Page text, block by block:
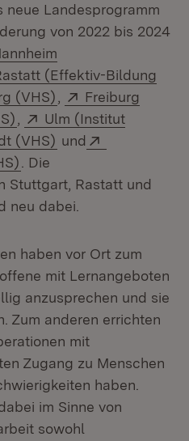
neue Landesprogramm
von 2022 bis 2024
in neuem Fenster)
(Effektiv-Bildung
Fenster)
(VHS) (Öffnet in neuem
Extern:
Freiburg
(Öffnet in neuem Fenster)
Extern:
Ulm (Institut
Fenster)
(VHS) (Öffnet in neuem
und
(Öffnet in neuem Fenster)
. Die
Stuttgart, Rastatt und
neu dabei.
haben vor Ort zum
mit Lernangeboten
anzusprechen und sie
Zum anderen errichten
mit
Zugang zu Menschen
haben.
im Sinne von
sowohl